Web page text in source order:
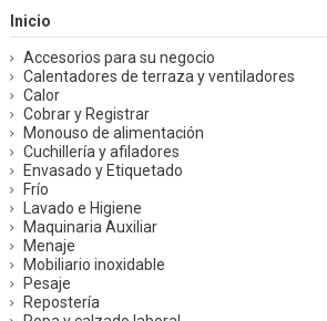
Inicio
Accesorios para su negocio
Calentadores de terraza y ventiladores
Calor
Cobrar y Registrar
Monouso de alimentación
Cuchillería y afiladores
Envasado y Etiquetado
Frío
Lavado e Higiene
Maquinaria Auxiliar
Menaje
Mobiliario inoxidable
Pesaje
Repostería